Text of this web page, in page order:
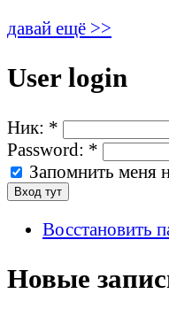
давай ещё >>
User login
Ник: *
Password: *
Запомнить меня
Восстановить
Новые